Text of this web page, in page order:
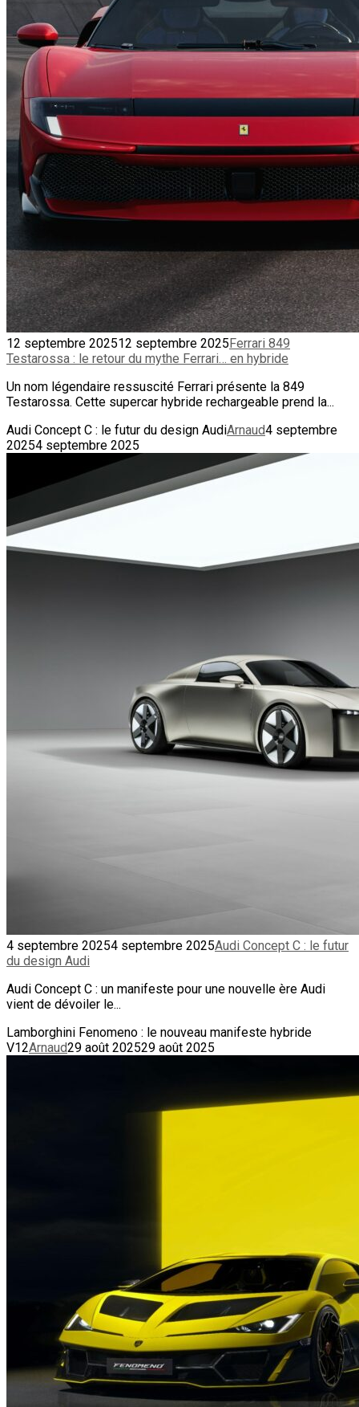
12 septembre 202512 septembre 2025Ferrari 849
Testarossa : le retour du mythe Ferrari… en hybride
Un nom légendaire ressuscité Ferrari présente la 849
Testarossa. Cette supercar hybride rechargeable prend la...
Audi Concept C : le futur du design AudiArnaud4 septembre
20254 septembre 2025
4 septembre 20254 septembre 2025Audi Concept C : le futur
du design Audi
Audi Concept C : un manifeste pour une nouvelle ère Audi
vient de dévoiler le...
Lamborghini Fenomeno : le nouveau manifeste hybride
V12Arnaud29 août 202529 août 2025